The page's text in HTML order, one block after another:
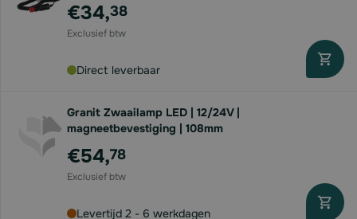
€34,38
Direct leverbaar
Granit Zwaailamp LED | 12/24V |
magneetbevestiging | 108mm
€54,78
Levertijd 2 - 6 werkdagen